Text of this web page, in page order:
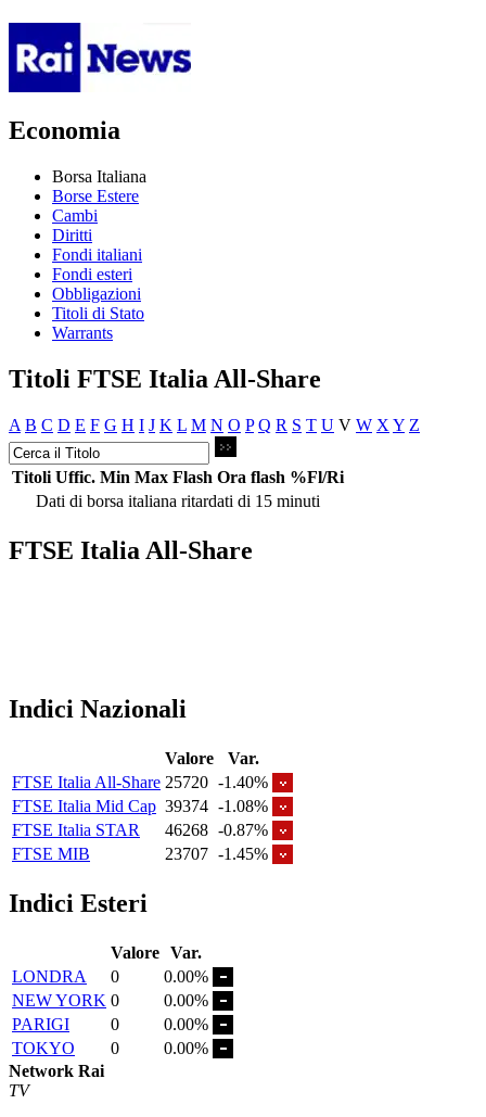
Economia
Borsa Italiana
Borse Estere
Cambi
Diritti
Fondi italiani
Fondi esteri
Obbligazioni
Titoli di Stato
Warrants
Titoli FTSE Italia All-Share
A B C D E F G H I J K L M N O P Q R S T U V W X Y Z
Titoli Uffic. Min Max Flash Ora flash %Fl/Ri
Dati di borsa italiana ritardati di 15 minuti
FTSE Italia All-Share
Indici Nazionali
Valore
Var.
FTSE Italia All-Share 25720 -1.40%
FTSE Italia Mid Cap 39374 -1.08%
FTSE Italia STAR
46268 -0.87%
FTSE MIB
23707 -1.45%
Indici Esteri
Valore Var.
LONDRA
0
0.00%
NEW YORK 0
0.00%
PARIGI
0
0.00%
TOKYO
0
0.00%
Network Rai
TV